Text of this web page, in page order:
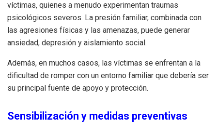
víctimas, quienes a menudo experimentan traumas
psicológicos severos. La presión familiar, combinada con
las agresiones físicas y las amenazas, puede generar
ansiedad, depresión y aislamiento social.
Además, en muchos casos, las víctimas se enfrentan a la
dificultad de romper con un entorno familiar que debería ser
su principal fuente de apoyo y protección.
Sensibilización y medidas preventivas